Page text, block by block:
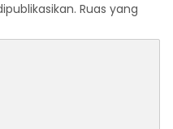
Ruas yang